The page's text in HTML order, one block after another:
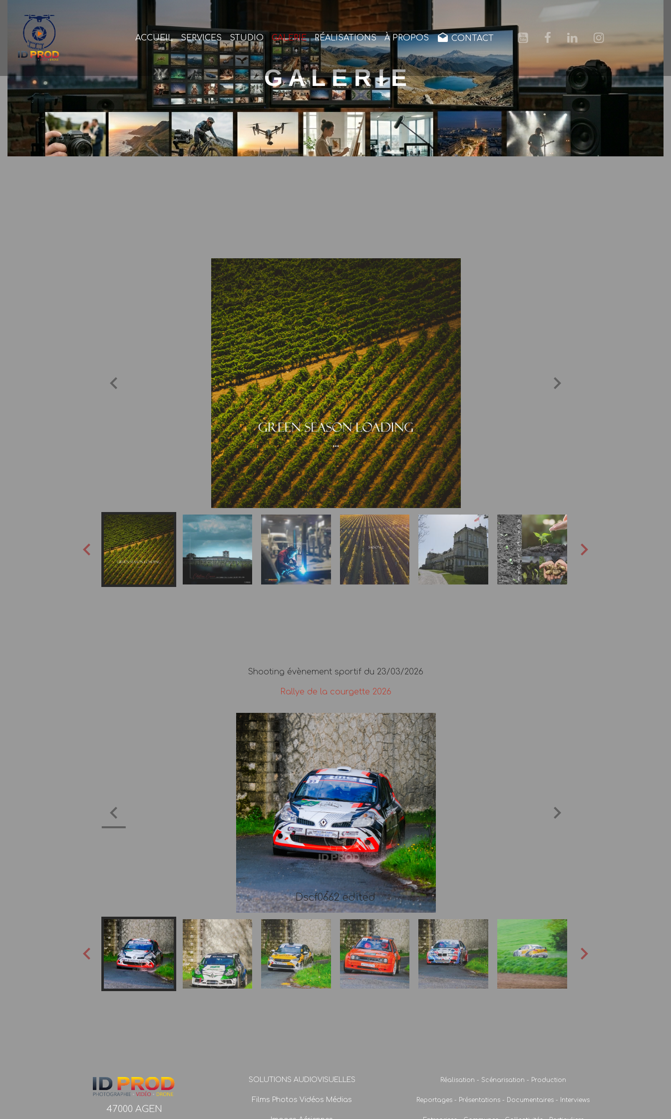
ACCUEIL SERVICES STUDIO GALERIE RÉALISATIONS À PROPOS CONTACT
G A L E R I E
Nuances de Vert
Shooting évènement sportif du 23/03/2026
Rallye de la courgette 2026
Dscf0662 edited
47000 AGEN
SOLUTIONS AUDIOVISUELLES
Films Photos Vidéos Médias
Réalisation - Scénarisation - Production
Reportages - Présentations - Documentaires - Interviews